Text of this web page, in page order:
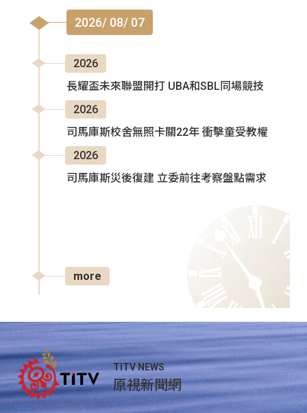
2026/ 08/ 07
2026
長耀盃未來聯盟開打 UBA和SBL同場競技
2026
司馬庫斯校舍無照卡關22年 衝擊童受教權
2026
司馬庫斯災後復建 立委前往考察盤點需求
more
TITV NEWS
原視新聞網